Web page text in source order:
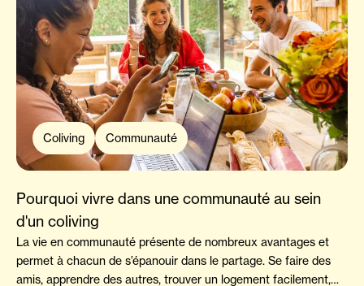
Coliving Communauté
Pourquoi vivre dans une communauté au sein
d'un coliving
La vie en communauté présente de nombreux avantages et
permet à chacun de s’épanouir dans le partage. Se faire des
amis, apprendre des autres, trouver un logement facilement,